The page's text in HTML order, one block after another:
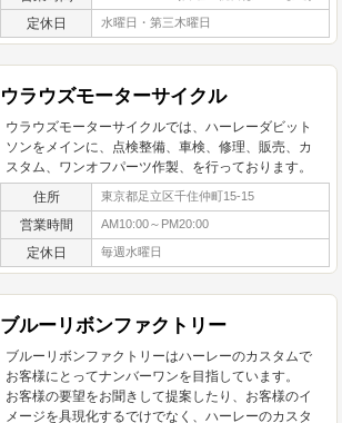
定休日 水曜日・第三木曜日
ウラウズモーターサイクル
ウラウズモーターサイクルでは、ハーレーダビット
ソンをメインに、点検整備、車検、修理、販売、カ
スタム、ワンオフパーツ作製、を行っております。
住所 東京都足立区千住仲町15-15
営業時間 AM10:00～PM20:00
定休日 毎週水曜日
ブルーリボンファクトリー
ブルーリボンファクトリーはハーレーのカスタムで
お客様にとってナンバーワンを目指しています。
お客様の要望をお聞きして提案したり、お客様のイ
メージを具現化するでけでなく、ハーレーのカスタ